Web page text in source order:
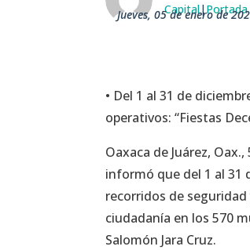
Capital|Portada
jueves, 05 de enero de
• Del 1 al 31 de
operativos: “Fiestas
Oaxaca de Juárez,
informó que del 1 al 31
recorridos de
ciudadanía en los 570
Salomón Jara Cruz.